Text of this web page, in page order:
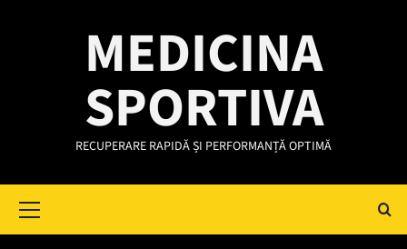
MEDICINA
SPORTIVA
RECUPERARE RAPIDĂ ȘI PERFORMANȚĂ OPTIMĂ
Menu